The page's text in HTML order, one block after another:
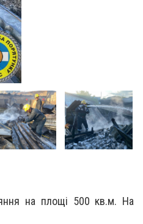
на площі 500 кв.м. На